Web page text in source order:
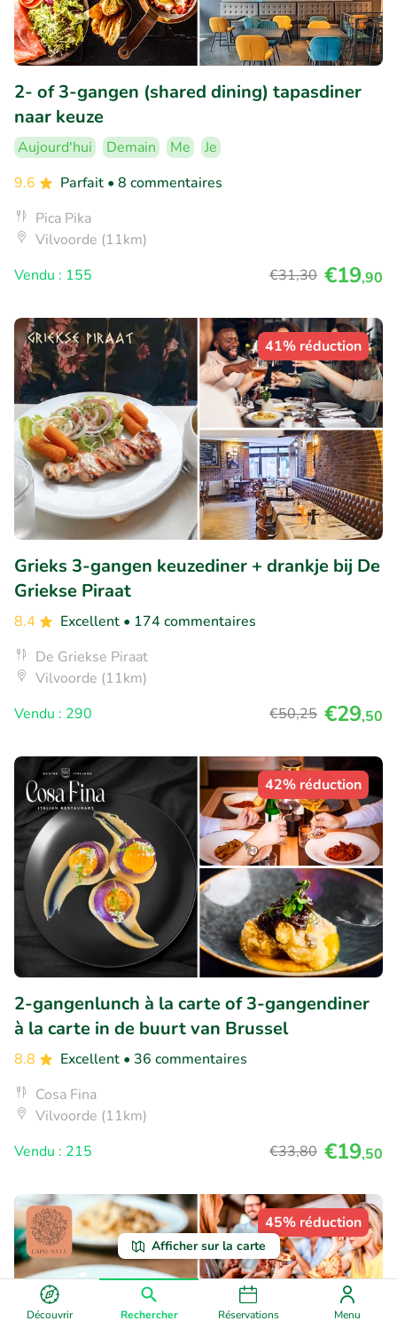
Découvrir Rechercher Réservations Menu
Afficher sur la carte
2- of 3-gangen (shared dining) tapasdiner
naar keuze
Aujourd'hui Demain Me
Je
9.6
Parfait • 8 commentaires
Pica Pika
Vilvoorde (11km)
Vendu : 155
€31,30 €19,90
41% réduction
Grieks 3-gangen keuzediner + drankje bij De
Griekse Piraat
8.4 Excellent • 174 commentaires
De Griekse Piraat
Vilvoorde (11km)
Vendu : 290
€50,25 €29,50
42% réduction
2-gangenlunch à la carte of 3-gangendiner
à la carte in de buurt van Brussel
8.8 Excellent • 36 commentaires
Cosa Fina
Vilvoorde (11km)
Vendu : 215
€33,80 €19,50
45% réduction